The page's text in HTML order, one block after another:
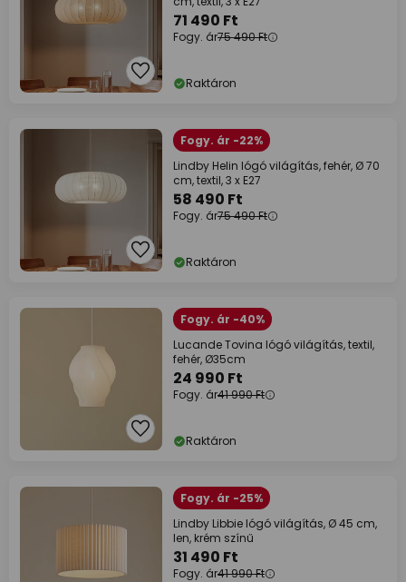
71 490 Ft
Fogy. ár75 490 Ft
Raktáron
Fogy. ár -22%
Lindby Helin lógó világítás, fehér, Ø 70
cm, textil, 3 x E27
58 490 Ft
Fogy. ár75 490 Ft
Raktáron
Fogy. ár -40%
Lucande Tovina lógó világítás, textil,
fehér, Ø35cm
24 990 Ft
Fogy. ár41 990 Ft
Raktáron
Fogy. ár -25%
Lindby Libbie lógó világítás, Ø 45 cm,
len, krém színű
31 490 Ft
Fogy. ár41 990 Ft